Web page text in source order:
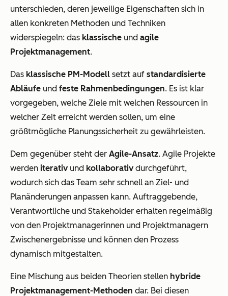
unterschieden, deren jeweilige Eigenschaften sich in
allen konkreten Methoden und Techniken
widerspiegeln: das klassische und agile
Projektmanagement.
Das klassische PM-Modell setzt auf standardisierte
Abläufe und feste Rahmenbedingungen. Es ist klar
vorgegeben, welche Ziele mit welchen Ressourcen in
welcher Zeit erreicht werden sollen, um eine
größtmögliche Planungssicherheit zu gewährleisten.
Dem gegenüber steht der Agile-Ansatz. Agile Projekte
werden iterativund kollaborativdurchgeführt,
wodurch sich das Team sehr schnell an Ziel- und
Planänderungen anpassen kann. Auftraggebende,
Verantwortliche und Stakeholder erhalten regelmäßig
von den Projektmanagerinnen und Projektmanagern
Zwischenergebnisse und können den Prozess
dynamisch mitgestalten.
Eine Mischung aus beiden Theorien stellen hybride
Projektmanagement-Methoden dar. Bei diesen